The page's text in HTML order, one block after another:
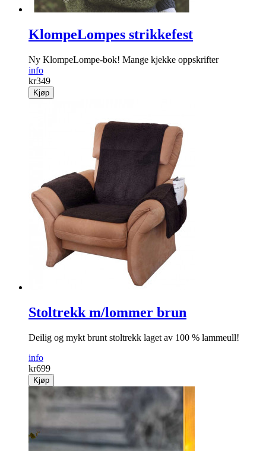
KlompeLompes strikkefest
Ny KlompeLompe-bok! Mange kjekke oppskrifter
info
kr349
Kjøp
Stoltrekk m/lommer brun
Deilig og mykt brunt stoltrekk laget av 100 % lammeull!
info
kr699
Kjøp